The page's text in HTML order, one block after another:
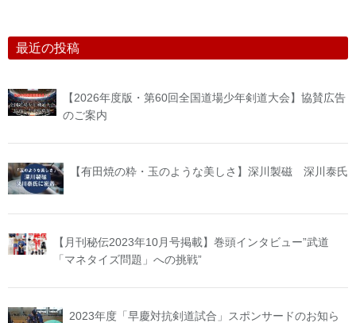
最近の投稿
【2026年度版・第60回全国道場少年剣道大会】協賛広告
のご案内
【有田焼の粋・玉のような美しさ】深川製磁 深川泰氏
【月刊秘伝2023年10月号掲載】巻頭インタビュー”武道
「マネタイズ問題」への挑戦”
2023年度「早慶対抗剣道試合」スポンサードのお知ら